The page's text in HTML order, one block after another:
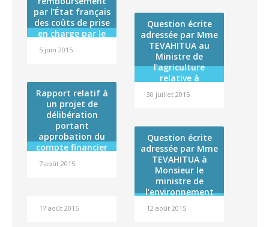
réhabilitation du
service de longs
séjours de
l’hôpital de
TARAVAO » dans
le cadre du volet «
santé » du
française 2008-
2014
par l’État français
des coûts de prise
en charge par le
d’assurance
considérées
comme radio-
induites
5 juin 2015
Question écrite
adressée par Mme
TEVAHITUA au
Ministre de
l’agriculture
relative à
miel frelaté
30 juillet 2015
Rapport relatif à
un projet de
délibération
portant
approbation du
compte financier
de l »Institut
7 août 2015
Question écrite
adressée par Mme
TEVAHITUA à
Monsieur le
ministre de
l’environnement
préservation du
12 août 2015
17 août 2015